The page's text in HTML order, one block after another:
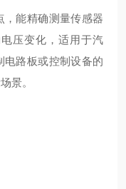
，能精确测量传感器
压变化，适用于汽
电路板或控制设备的
景。